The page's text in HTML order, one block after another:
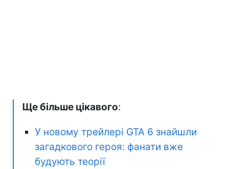
Ще більше цікавого:
У новому трейлері GTA 6 знайшли
загадкового героя: фанати вже
будують теорії